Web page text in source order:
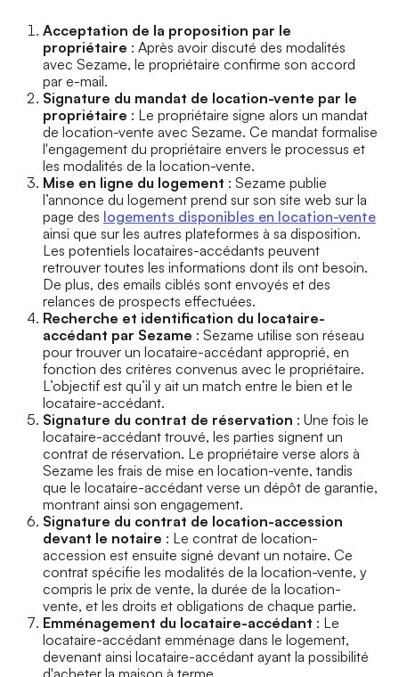
Acceptation de la proposition par le
propriétaire : Après avoir discuté des modalités
avec Sezame, le propriétaire confirme son accord
par e-mail.
Signature du mandat de location-vente par le
propriétaire : Le propriétaire signe alors un mandat
de location-vente avec Sezame. Ce mandat formalise
l'engagement du propriétaire envers le processus et
les modalités de la location-vente.
Mise en ligne du logement : Sezame publie
l’annonce du logement prend sur son site web sur la
page des logements disponibles en location-vente
ainsi que sur les autres plateformes à sa disposition.
Les potentiels locataires-accédants peuvent
retrouver toutes les informations dont ils ont besoin.
De plus, des emails ciblés sont envoyés et des
relances de prospects effectuées.
Recherche et identification du locataire-
accédant par Sezame : Sezame utilise son réseau
pour trouver un locataire-accédant approprié, en
fonction des critères convenus avec le propriétaire.
L’objectif est qu’il y ait un match entre le bien et le
locataire-accédant.
Signature du contrat de réservation : Une fois le
locataire-accédant trouvé, les parties signent un
contrat de réservation. Le propriétaire verse alors à
Sezame les frais de mise en location-vente, tandis
que le locataire-accédant verse un dépôt de garantie,
montrant ainsi son engagement.
Signature du contrat de location-accession
devant le notaire : Le contrat de location-
accession est ensuite signé devant un notaire. Ce
contrat spécifie les modalités de la location-vente, y
compris le prix de vente, la durée de la location-
vente, et les droits et obligations de chaque partie.
Emménagement du locataire-accédant : Le
locataire-accédant emménage dans le logement,
devenant ainsi locataire-accédant ayant la possibilité
d'acheter la maison à terme.